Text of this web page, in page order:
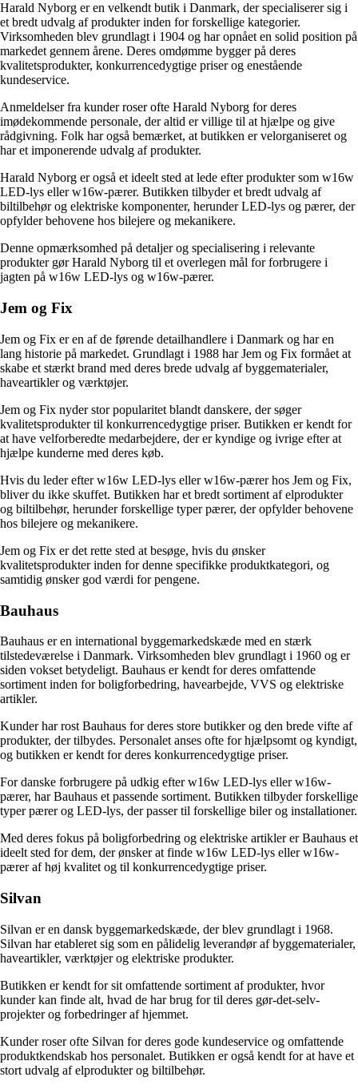
Harald Nyborg er en velkendt butik i Danmark, der specialiserer sig i
et bredt udvalg af produkter inden for forskellige kategorier.
Virksomheden blev grundlagt i 1904 og har opnået en solid position på
markedet gennem årene. Deres omdømme bygger på deres
kvalitetsprodukter, konkurrencedygtige priser og enestående
kundeservice.
Anmeldelser fra kunder roser ofte Harald Nyborg for deres
imødekommende personale, der altid er villige til at hjælpe og give
rådgivning. Folk har også bemærket, at butikken er velorganiseret og
har et imponerende udvalg af produkter.
Harald Nyborg er også et ideelt sted at lede efter produkter som w16w
LED-lys eller w16w-pærer. Butikken tilbyder et bredt udvalg af
biltilbehør og elektriske komponenter, herunder LED-lys og pærer, der
opfylder behovene hos bilejere og mekanikere.
Denne opmærksomhed på detaljer og specialisering i relevante
produkter gør Harald Nyborg til et overlegen mål for forbrugere i
jagten på w16w LED-lys og w16w-pærer.
Jem og Fix
Jem og Fix er en af ​​de førende detailhandlere i Danmark og har en
lang historie på markedet. Grundlagt i 1988 har Jem og Fix formået at
skabe et stærkt brand med deres brede udvalg af byggematerialer,
haveartikler og værktøjer.
Jem og Fix nyder stor popularitet blandt danskere, der søger
kvalitetsprodukter til konkurrencedygtige priser. Butikken er kendt for
at have velforberedte medarbejdere, der er kyndige og ivrige efter at
hjælpe kunderne med deres køb.
Hvis du leder efter w16w LED-lys eller w16w-pærer hos Jem og Fix,
bliver du ikke skuffet. Butikken har et bredt sortiment af elprodukter
og biltilbehør, herunder forskellige typer pærer, der opfylder behovene
hos bilejere og mekanikere.
Jem og Fix er det rette sted at besøge, hvis du ønsker
kvalitetsprodukter inden for denne specifikke produktkategori, og
samtidig ønsker god værdi for pengene.
Bauhaus
Bauhaus er en international byggemarkedskæde med en stærk
tilstedeværelse i Danmark. Virksomheden blev grundlagt i 1960 og er
siden vokset betydeligt. Bauhaus er kendt for deres omfattende
sortiment inden for boligforbedring, havearbejde, VVS og elektriske
artikler.
Kunder har rost Bauhaus for deres store butikker og den brede vifte af
produkter, der tilbydes. Personalet anses ofte for hjælpsomt og kyndigt,
og butikken er kendt for deres konkurrencedygtige priser.
For danske forbrugere på udkig efter w16w LED-lys eller w16w-
pærer, har Bauhaus et passende sortiment. Butikken tilbyder forskellige
typer pærer og LED-lys, der passer til forskellige biler og installationer.
Med deres fokus på boligforbedring og elektriske artikler er Bauhaus et
ideelt sted for dem, der ønsker at finde w16w LED-lys eller w16w-
pærer af høj kvalitet og til konkurrencedygtige priser.
Silvan
Silvan er en dansk byggemarkedskæde, der blev grundlagt i 1968.
Silvan har etableret sig som en pålidelig leverandør af byggematerialer,
haveartikler, værktøjer og elektriske produkter.
Butikken er kendt for sit omfattende sortiment af produkter, hvor
kunder kan finde alt, hvad de har brug for til deres gør-det-selv-
projekter og forbedringer af hjemmet.
Kunder roser ofte Silvan for deres gode kundeservice og omfattende
produktkendskab hos personalet. Butikken er også kendt for at have et
stort udvalg af elprodukter og biltilbehør.